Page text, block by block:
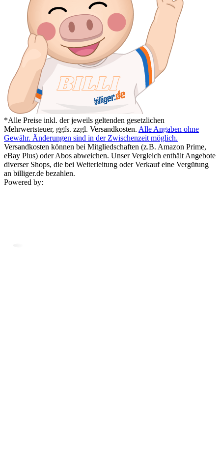
*Alle Preise inkl. der jeweils geltenden gesetzlichen
Mehrwertsteuer, ggfs. zzgl. Versandkosten. Alle Angaben ohne
Gewähr. Änderungen sind in der Zwischenzeit möglich.
Versandkosten können bei Mitgliedschaften (z.B. Amazon Prime,
eBay Plus) oder Abos abweichen. Unser Vergleich enthält Angebote
diverser Shops, die bei Weiterleitung oder Verkauf eine Vergütung
an billiger.de bezahlen.
Powered by: